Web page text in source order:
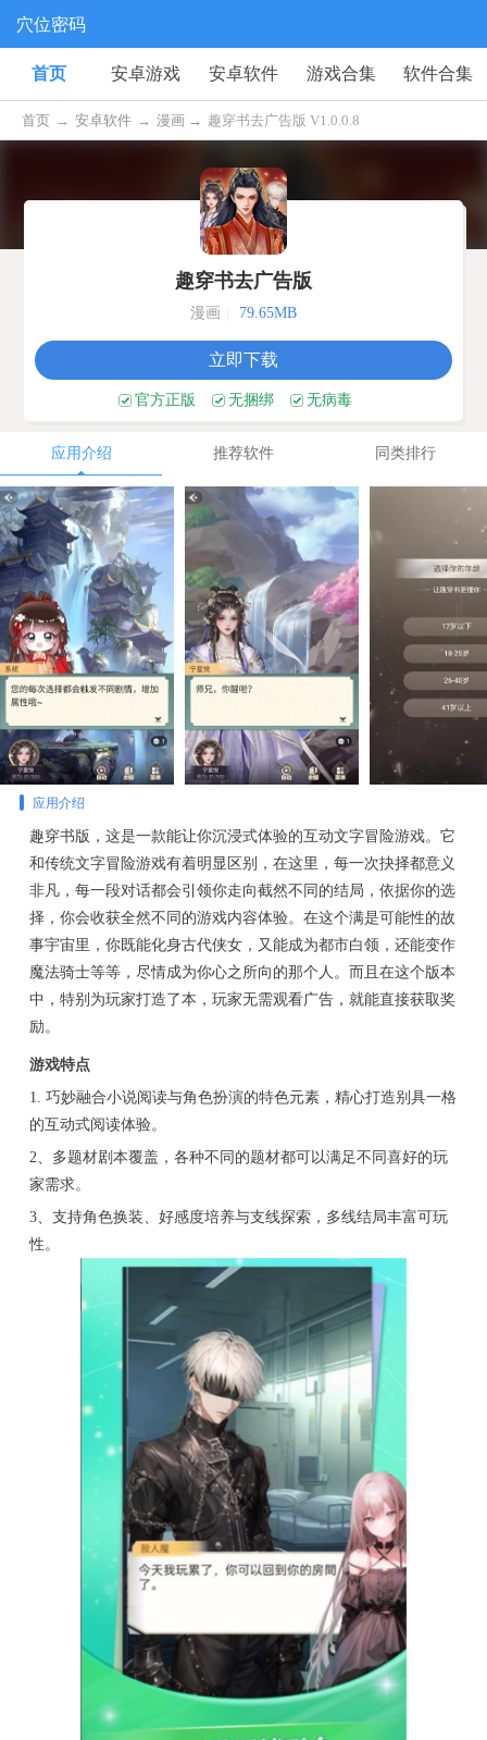
穴位密码
首页 安卓游戏 安卓软件 游戏合集 软件合集
首页 → 安卓软件 → 漫画 → 趣穿书去广告版 V1.0.0.8
趣穿书去广告版
漫画 79.65MB
立即下载
官方正版 无捆绑 无病毒
应用介绍 推荐软件 同类排行
应用介绍
趣穿书版，这是一款能让你沉浸式体验的互动文字冒险游戏。它
和传统文字冒险游戏有着明显区别，在这里，每一次抉择都意义
非凡，每一段对话都会引领你走向截然不同的结局，依据你的选
择，你会收获全然不同的游戏内容体验。在这个满是可能性的故
事宇宙里，你既能化身古代侠女，又能成为都市白领，还能变作
魔法骑士等等，尽情成为你心之所向的那个人。而且在这个版本
中，特别为玩家打造了本，玩家无需观看广告，就能直接获取奖
励。
游戏特点
1. 巧妙融合小说阅读与角色扮演的特色元素，精心打造别具一格
的互动式阅读体验。
2、多题材剧本覆盖，各种不同的题材都可以满足不同喜好的玩
家需求。
3、支持角色换装、好感度培养与支线探索，多线结局丰富可玩
性。